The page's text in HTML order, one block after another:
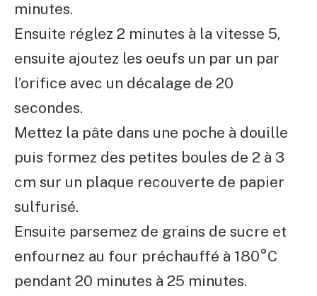
minutes.
Ensuite réglez 2 minutes à la vitesse 5,
ensuite ajoutez les oeufs un par un par
l’orifice avec un décalage de 20
secondes.
Mettez la pâte dans une poche à douille
puis formez des petites boules de 2 à 3
cm sur un plaque recouverte de papier
sulfurisé.
Ensuite parsemez de grains de sucre et
enfournez au four préchauffé à 180°C
pendant 20 minutes à 25 minutes.